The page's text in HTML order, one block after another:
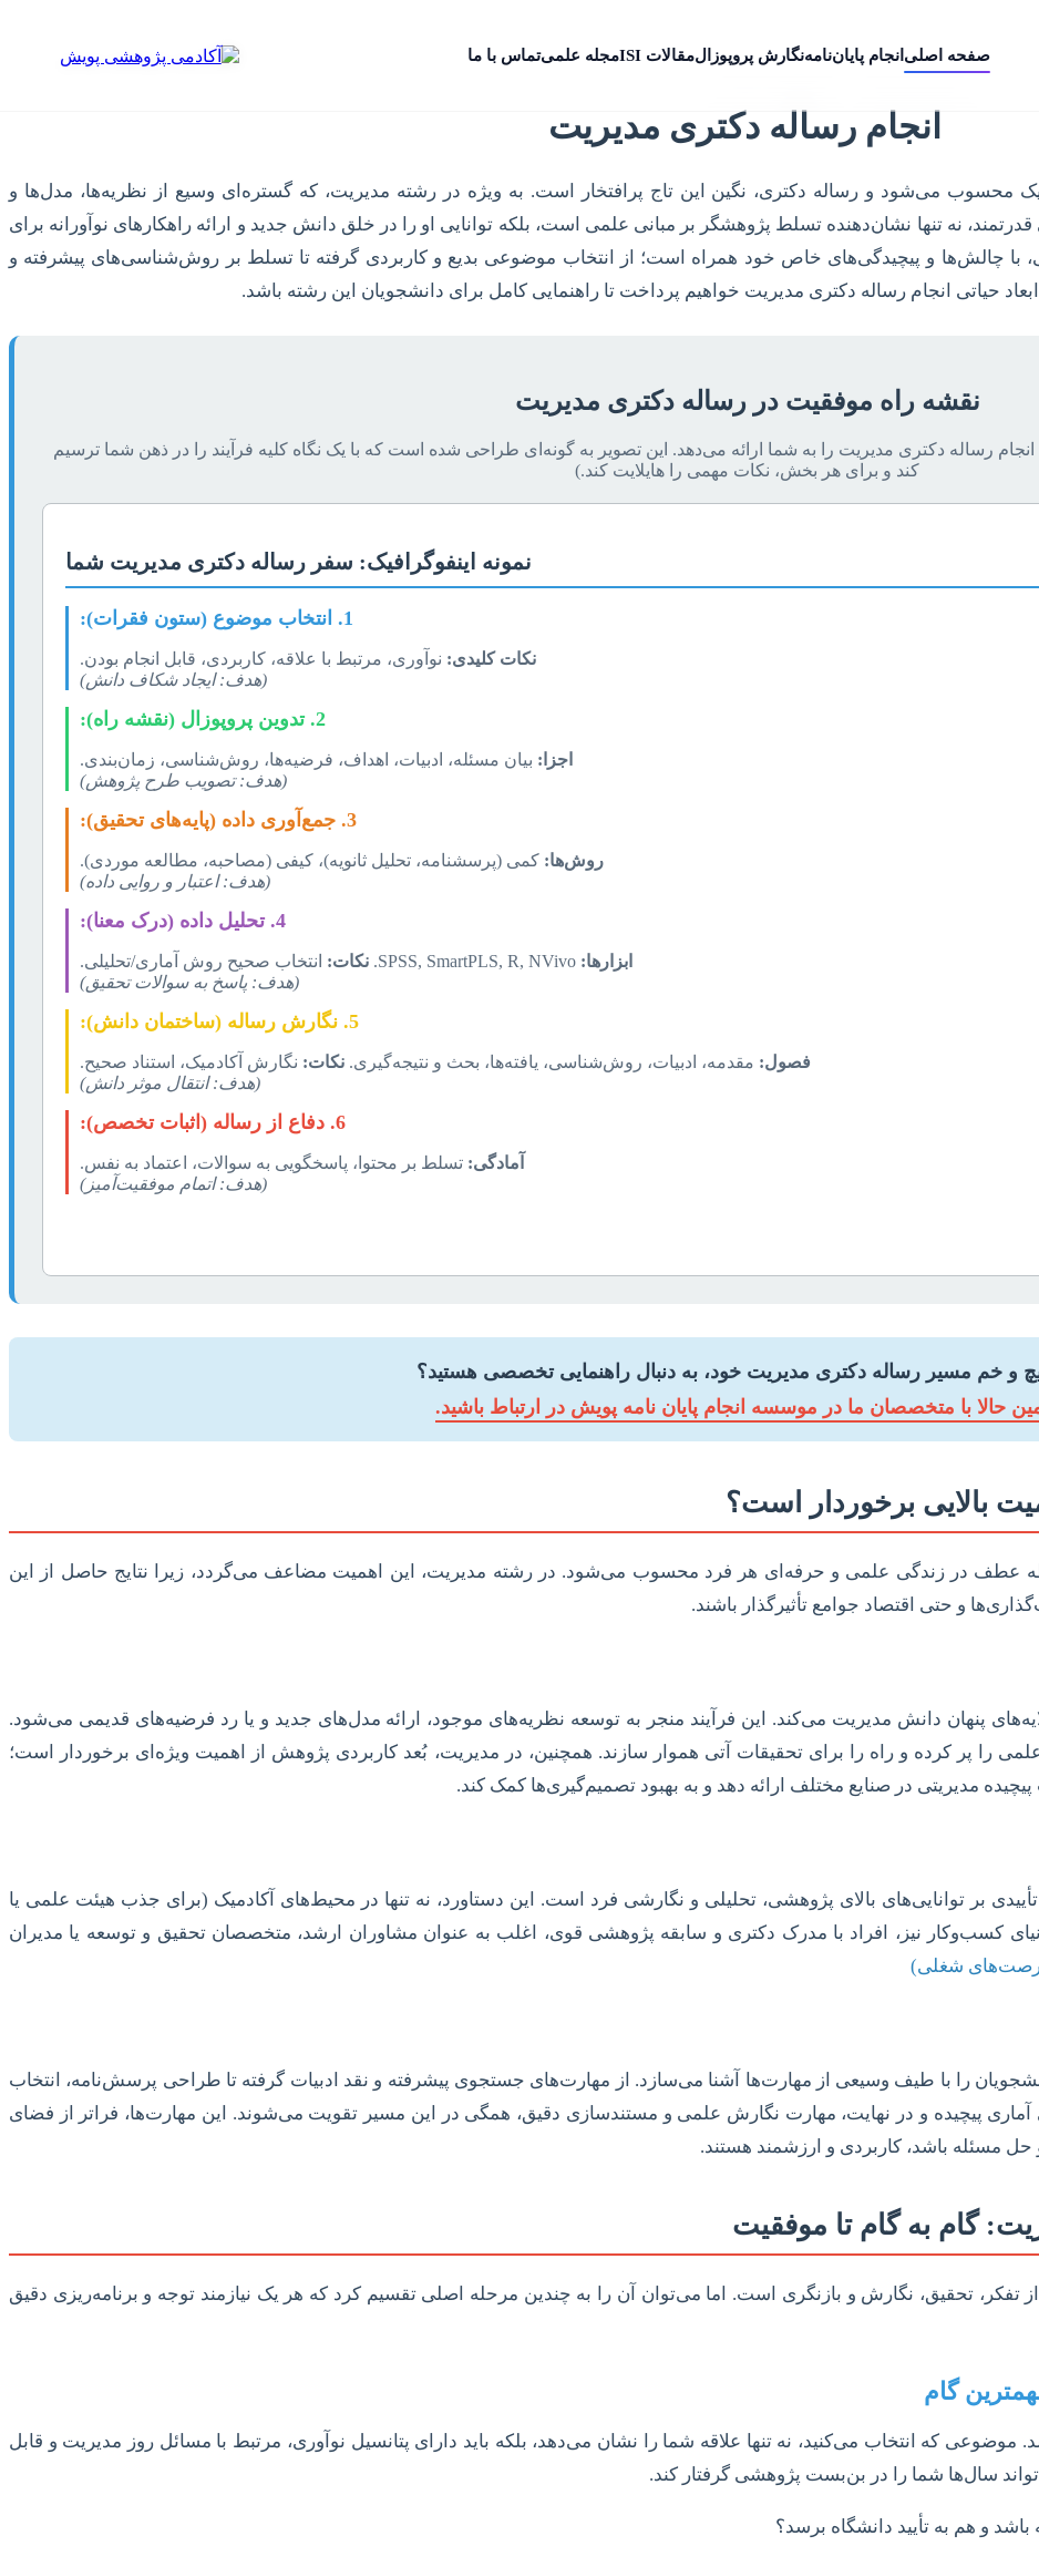
صفحه اصلی انجام پایان‌نامهنگارش پروپوزالمقالات ISI مجله علمیتماس با ما
انجام رساله دکتری مدیریت
محسوب می‌شود و رساله دکتری، نگین این تاج پرافتخار است. به ویژه در رشته مدیریت، که گستره‌ای وسیع از نظریه‌ها، مدل‌ها و
نه تنها نشان‌دهنده تسلط پژوهشگر بر مبانی علمی است، بلکه توانایی او را در خلق دانش جدید و ارائه راهکارهای نوآورانه برای
با چالش‌ها و پیچیدگی‌های خاص خود همراه است؛ از انتخاب موضوعی بدیع و کاربردی گرفته تا تسلط بر روش‌شناسی‌های پیشرفته و
حیاتی انجام رساله دکتری مدیریت خواهیم پرداخت تا راهنمایی کامل برای دانشجویان این رشته باشد.
نقشه راه موفقیت در رساله دکتری مدیریت
رساله دکتری مدیریت را به شما ارائه می‌دهد. این تصویر به گونه‌ای طراحی شده است که با یک نگاه کلیه فرآیند را در ذهن شما ترسیم
کند و برای هر بخش، نکات مهمی را هایلایت کند.)
نمونه اینفوگرافیک: سفر رساله دکتری مدیریت شما
1. انتخاب موضوع (ستون فقرات):
نکات کلیدی: نوآوری، مرتبط با علاقه، کاربردی، قابل انجام بودن.
(هدف: ایجاد شکاف دانش)
2. تدوین پروپوزال (نقشه راه):
اجزا: بیان مسئله، ادبیات، اهداف، فرضیه‌ها، روش‌شناسی، زمان‌بندی.
(هدف: تصویب طرح پژوهش)
3. جمع‌آوری داده (پایه‌های تحقیق):
روش‌ها: کمی (پرسشنامه، تحلیل ثانویه)، کیفی (مصاحبه، مطالعه موردی).
(هدف: اعتبار و روایی داده)
4. تحلیل داده (درک معنا):
ابزارها: نکات: انتخاب صحیح روش آماری/تحلیلی.
(هدف: پاسخ به سوالات تحقیق)
5. نگارش رساله (ساختمان دانش):
فصول: مقدمه، ادبیات، روش‌شناسی، یافته‌ها، بحث و نتیجه‌گیری. نکات: نگارش آکادمیک، استناد صحیح.
(هدف: انتقال موثر دانش)
6. دفاع از رساله (اثبات تخصص):
آمادگی: تسلط بر محتوا، پاسخگویی به سوالات، اعتماد به نفس.
(هدف: اتمام موفقیت‌آمیز)
و خم مسیر رساله دکتری مدیریت خود، به دنبال راهنمایی تخصصی هستید؟
حالا با متخصصان ما در موسسه انجام پایان نامه پویش در ارتباط باشید.
بالایی برخوردار است؟
عطف در زندگی علمی و حرفه‌ای هر فرد محسوب می‌شود. در رشته مدیریت، این اهمیت مضاعف می‌گردد، زیرا نتایج حاصل از این
و حتی اقتصاد جوامع تأثیرگذار باشند.
پنهان دانش مدیریت می‌کند. این فرآیند منجر به توسعه نظریه‌های موجود، ارائه مدل‌های جدید و یا رد فرضیه‌های قدیمی می‌شود.
را پر کرده و راه را برای تحقیقات آتی هموار سازند. همچنین، در مدیریت، بُعد کاربردی پژوهش از اهمیت ویژه‌ای برخوردار است؛
مدیریتی در صنایع مختلف ارائه دهد و به بهبود تصمیم‌گیری‌ها کمک کند.
بر توانایی‌های بالای پژوهشی، تحلیلی و نگارشی فرد است. این دستاورد، نه تنها در محیط‌های آکادمیک (برای جذب هیئت علمی یا
کسب‌وکار نیز، افراد با مدرک دکتری و سابقه پژوهشی قوی، اغلب به عنوان مشاوران ارشد، متخصصان تحقیق و توسعه یا مدیران
شغلی)
را با طیف وسیعی از مهارت‌ها آشنا می‌سازد. از مهارت‌های جستجوی پیشرفته و نقد ادبیات گرفته تا طراحی پرسش‌نامه، انتخاب
آماری پیچیده و در نهایت، مهارت نگارش علمی و مستندسازی دقیق، همگی در این مسیر تقویت می‌شوند. این مهارت‌ها، فراتر از فضای
حل مسئله باشد، کاربردی و ارزشمند هستند.
گام به گام تا موفقیت
تفکر، تحقیق، نگارش و بازنگری است. اما می‌توان آن را به چندین مرحله اصلی تقسیم کرد که هر یک نیازمند توجه و برنامه‌ریزی دقیق
که انتخاب می‌کنید، نه تنها علاقه شما را نشان می‌دهد، بلکه باید دارای پتانسیل نوآوری، مرتبط با مسائل روز مدیریت و قابل
سال‌ها شما را در بن‌بست پژوهشی گرفتار کند.
و هم به تأیید دانشگاه برسد؟